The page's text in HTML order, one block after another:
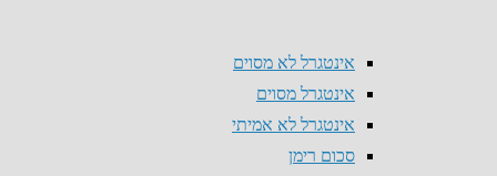
אינטגרל לא מסוים
אינטגרל מסוים
אינטגרל לא אמיתי
סכום רימן